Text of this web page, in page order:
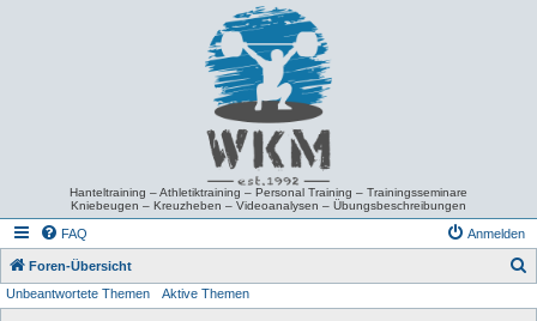
Hanteltraining – Athletiktraining – Personal Training – Trainingsseminare
Kniebeugen – Kreuzheben – Videoanalysen – Übungsbeschreibungen
FAQ Anmelden
Foren-Übersicht
Unbeantwortete Themen Aktive Themen